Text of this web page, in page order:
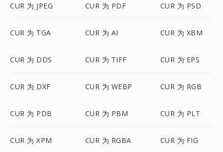
CUR 为 JPEG CUR 为 PDF CUR 为 PSD
CUR 为 TGA CUR 为 AI CUR 为 XBM
CUR 为 DDS CUR 为 TIFF CUR 为 EPS
CUR 为 DXF CUR 为 WEBP CUR 为 RGB
CUR 为 PDB CUR 为 PBM CUR 为 PLT
CUR 为 XPM CUR 为 RGBA CUR 为 FIG